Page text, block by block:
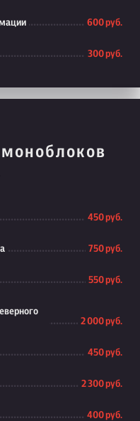
600 руб.
300 руб.
450 руб.
750 руб.
550 руб.
2 000 руб.
450 руб.
2 300 руб.
400 руб.